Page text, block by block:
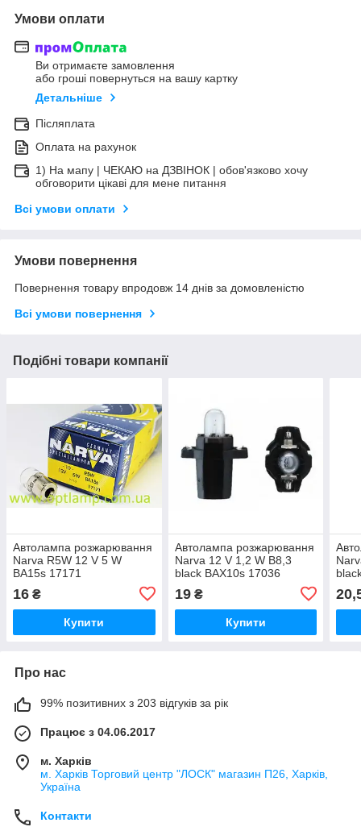
Умови оплати
Ви отримаєте замовлення
або гроші повернуться на вашу картку
Детальніше
Післяплата
Оплата на рахунок
1) На мапу | ЧЕКАЮ на ДЗВІНОК | обов'язково хочу
обговорити цікаві для мене питання
Всі умови оплати
Умови повернення
Повернення товару впродовж 14 днів за домовленістю
Всі умови повернення
Подібні товари компанії
Автолампа розжарювання
Narva R5W 12 V 5 W
BA15s 17171
16 ₴
Купити
Автолампа розжарювання
Narva 12 V 1,2 W B8,3
black BAX10s 17036
19₴
Купити
Про нас
99% позитивних з 203 відгуків за рік
Працює з 04.06.2017
м. Харків
м. Харків Торговий центр "ЛОСК" магазин П26, Харків,
Україна
Контакти